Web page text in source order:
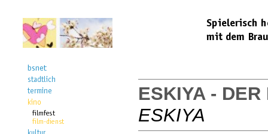
ESKIYA - DER
ESKIYA